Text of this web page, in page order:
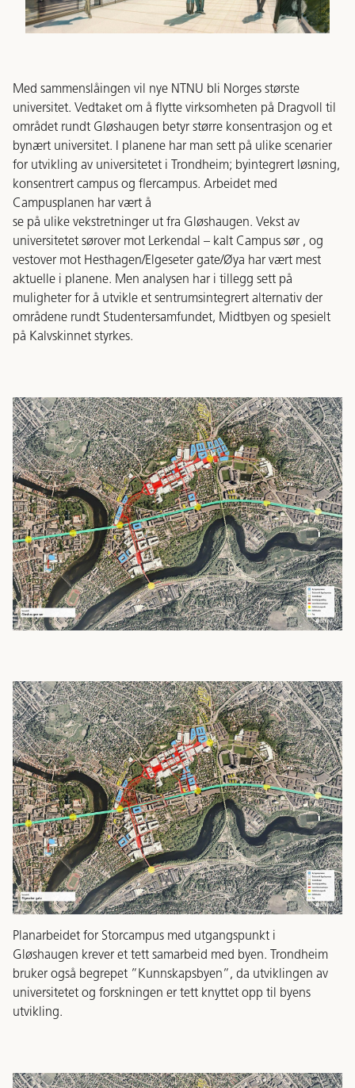
Med sammenslåingen vil nye NTNU bli Norges største
universitet. Vedtaket om å flytte virksomheten på Dragvoll til
området rundt Gløshaugen betyr større konsentrasjon og et
bynært universitet. I planene har man sett på ulike scenarier
for utvikling av universitetet i Trondheim; byintegrert løsning,
konsentrert campus og flercampus. Arbeidet med
Campusplanen har vært å
se på ulike vekstretninger ut fra Gløshaugen. Vekst av
universitetet sørover mot Lerkendal – kalt Campus sør , og
vestover mot Hesthagen/Elgeseter gate/Øya har vært mest
aktuelle i planene. Men analysen har i tillegg sett på
muligheter for å utvikle et sentrumsintegrert alternativ der
områdene rundt Studentersamfundet, Midtbyen og spesielt
på Kalvskinnet styrkes.
Planarbeidet for Storcampus med utgangspunkt i
Gløshaugen krever et tett samarbeid med byen. Trondheim
bruker også begrepet ”Kunnskapsbyen”, da utviklingen av
universitetet og forskningen er tett knyttet opp til byens
utvikling.